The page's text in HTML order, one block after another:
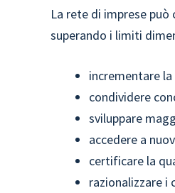
La rete di imprese
superando i limiti
incrementare
condividere
sviluppare
accedere a
certificare la
razionalizzare i